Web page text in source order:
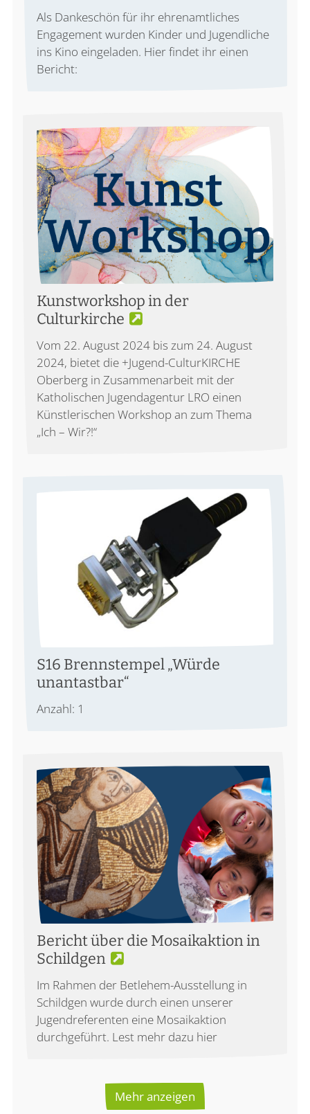
Als Dankeschön für ihr ehrenamtliches
Engagement wurden Kinder und Jugendliche
ins Kino eingeladen. Hier findet ihr einen
Bericht:
Kunstworkshop in der
Culturkirche
Vom 22. August 2024 bis zum 24. August
2024, bietet die +Jugend-CulturKIRCHE
Oberberg in Zusammenarbeit mit der
Katholischen Jugendagentur LRO einen
Künstlerischen Workshop an zum Thema
„Ich – Wir?!“
S16 Brennstempel „Würde
unantastbar“
Anzahl: 1
Bericht über die Mosaikaktion in
Schildgen
Im Rahmen der Betlehem-Ausstellung in
Schildgen wurde durch einen unserer
Jugendreferenten eine Mosaikaktion
durchgeführt. Lest mehr dazu hier
Mehr anzeigen